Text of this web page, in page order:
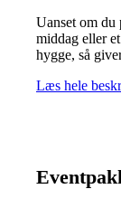
Uanset om
middag eller
hygge, så
Læs hele